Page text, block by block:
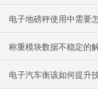
电子地磅秤使用中需要
器
称重模块数据不稳定的
电子汽车衡该如何提升